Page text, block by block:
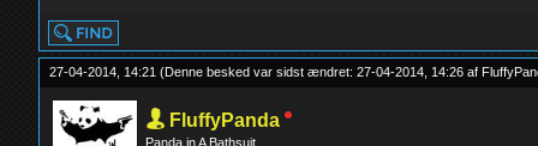
27-04-2014, 14:21(Denne besked var sidst ændret: 27-04-2014, 14:26 af
FluffyPanda
Panda in A Bathsuit